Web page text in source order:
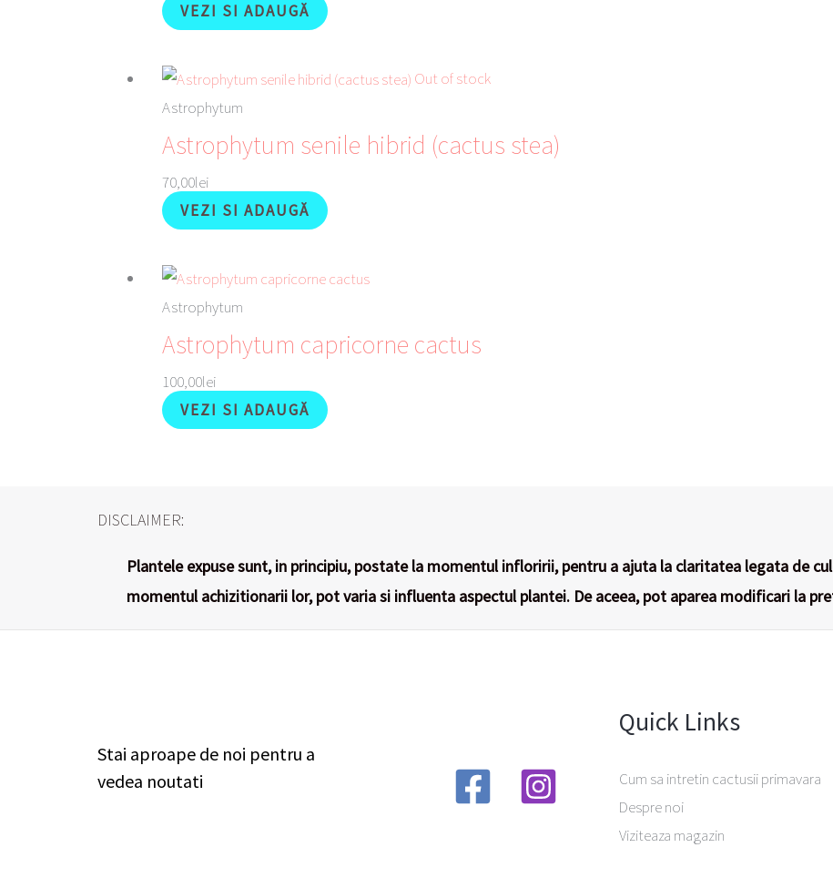
VEZI SI ADAUGĂ
Out of stock
Astrophytum
Astrophytum senile hibrid (cactus stea)
70,00lei
VEZI SI ADAUGĂ
Astrophytum
Astrophytum capricorne cactus
100,00lei
VEZI SI ADAUGĂ
DISCLAIMER:
Plantele expuse sunt, in principiu, postate la momentul infloririi, pentru a ajuta la claritatea legata de
momentul achizitionarii lor, pot varia si influenta aspectul plantei. De aceea, pot aparea modificari la
Stai aproape de noi pentru a
vedea noutati
Quick Links
Cum sa intretin cactusii primavara
Despre noi
Viziteaza magazin